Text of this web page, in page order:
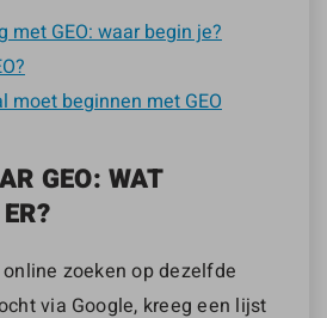
met GEO: waar begin je?
moet beginnen met GEO
GEO: WAT
zoeken op dezelfde
via Google, kreeg een lijst